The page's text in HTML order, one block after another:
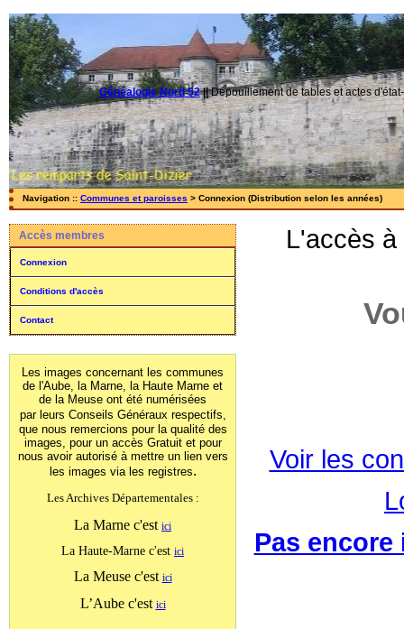
Généalogie Nord 52||Dépouillement de tables et actes
Navigation :: Communes et paroisses > Connexion (Distribution selon les années)
Accès membres
Connexion
Conditions d'accès
Contact
Les images concernant les communes
de l'Aube, la Marne, la Haute Marne et
de la Meuse ont été numérisées
par leurs Conseils Généraux respectifs,
que nous remercions pour la qualité des
images, pour un accès Gratuit et pour
nous avoir autorisé à mettre un lien vers
les images via les registres.
Les Archives Départementales :
La Marne c'est ici
La Haute-Marne c'est ici
La Meuse c'est ici
L’Aube c'est ici
L'accès
Voir les
Pas